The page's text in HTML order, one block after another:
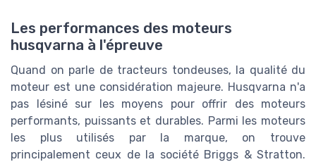
Les performances des moteurs
husqvarna à l'épreuve
Quand on parle de tracteurs tondeuses, la qualité du
moteur est une considération majeure. Husqvarna n'a
pas lésiné sur les moyens pour offrir des moteurs
performants, puissants et durables. Parmi les moteurs
les plus utilisés par la marque, on trouve
principalement ceux de la société Briggs & Stratton.